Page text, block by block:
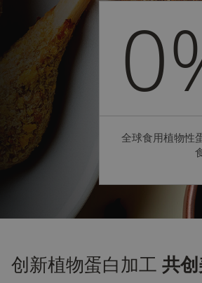
0
全球食用植物性
创新植物蛋白加工 共